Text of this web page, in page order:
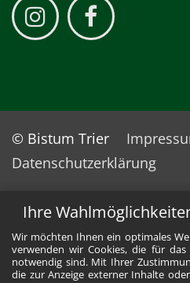
Ihre
Wir möchten Ihnen ein optimales
verwenden wir Cookies, die für
notwendig sind. Mit Ihrer
die zur Anzeige externer Inhalte
© Bistum Trier
Datenschutzerklärung